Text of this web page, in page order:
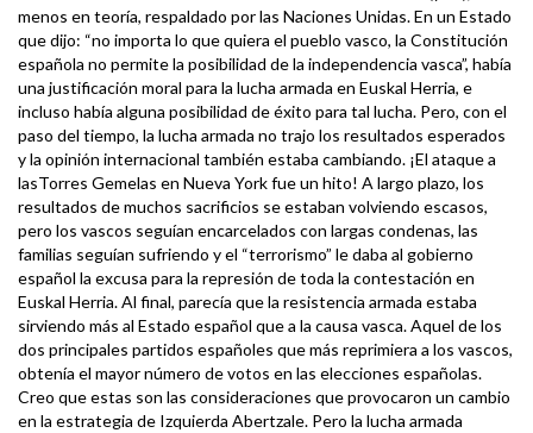
menos en teoría, respaldado por las Naciones Unidas. En un Estado
que dijo: “no importa lo que quiera el pueblo vasco, la Constitución
española no permite la posibilidad de la independencia vasca”, había
una justificación moral para la lucha armada en Euskal Herria, e
incluso había alguna posibilidad de éxito para tal lucha. Pero, con el
paso del tiempo, la lucha armada no trajo los resultados esperados
y la opinión internacional también estaba cambiando. ¡El ataque a
lasTorres Gemelas en Nueva York fue un hito! A largo plazo, los
resultados de muchos sacrificios se estaban volviendo escasos,
pero los vascos seguían encarcelados con largas condenas, las
familias seguían sufriendo y el “terrorismo” le daba al gobierno
español la excusa para la represión de toda la contestación en
Euskal Herria. Al final, parecía que la resistencia armada estaba
sirviendo más al Estado español que a la causa vasca. Aquel de los
dos principales partidos españoles que más reprimiera a los vascos,
obtenía el mayor número de votos en las elecciones españolas.
Creo que estas son las consideraciones que provocaron un cambio
en la estrategia de Izquierda Abertzale. Pero la lucha armada